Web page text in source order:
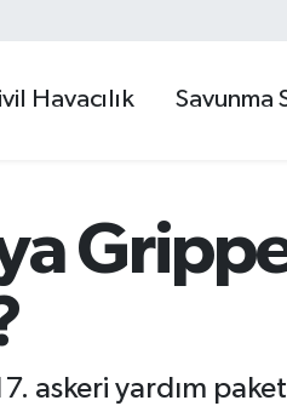
Havacılık Savunma
askeri yardım